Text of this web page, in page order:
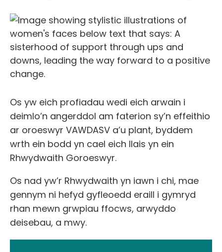
Os yw eich profiadau wedi eich arwain i
deimlo’n angerddol am faterion sy’n effeithio
ar oroeswyr VAWDASV a’u plant, byddem
wrth ein bodd yn cael eich llais yn ein
Rhwydwaith Goroeswyr.
Os nad yw’r Rhwydwaith yn iawn i chi, mae
gennym ni hefyd gyfleoedd eraill i gymryd
rhan mewn grwpiau ffocws, arwyddo
deisebau, a mwy.